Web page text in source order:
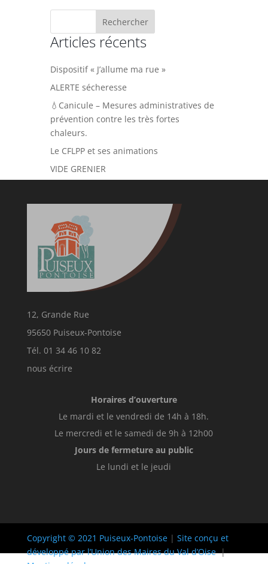
Articles récents
Dispositif « J’allume ma rue »
ALERTE sécheresse
💧Canicule – Mesures administratives de
prévention contre les très fortes
chaleurs.
Le CFLPP et ses animations
VIDE GRENIER
12, Grande Rue
95650 Puiseux-Pontoise
Tél. 01 34 46 10 82
nous écrire
Horaires d’ouverture
Le mardi et le vendredi de 14h à 18h.
Le mercredi et le samedi de 9h à 12h00
Jours de fermeture au public
Le lundi et le jeudi
Copyright © 2021 Puiseux-Pontoise | Site conçu et
développé par l’Union des Maires du Val d’Oise|